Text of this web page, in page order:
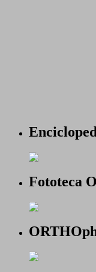
Fototeca